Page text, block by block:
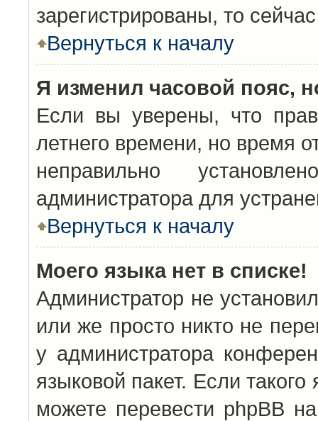
зарегистрированы, то
Вернуться к началу
Я изменил часовой пояс,
Если вы уверены, что
летнего времени, но время
неправильно
администратора для
Вернуться к началу
Моего языка нет в списке!
Администратор не
или же просто никто не
у администратора
языковой пакет. Если
можете перевести phpBB